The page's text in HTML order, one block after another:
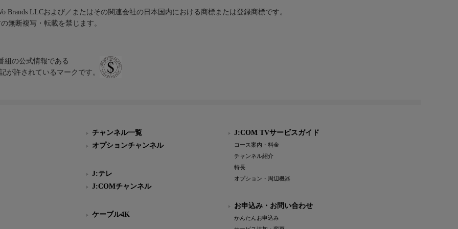
Brands LLCおよび／またはその関連会社の日本国内における商標または登録商標です。
無断複写・転載を禁じます。
組の公式情報である
が許されているマークです。
チャンネル一覧
オプションチャンネル
J:テレ
J:COMチャンネル
ケーブル4K
J:COM TVサービスガイド
コース案内・料金
チャンネル紹介
特長
オプション・周辺機器
お申込み・お問い合わせ
かんたんお申込み